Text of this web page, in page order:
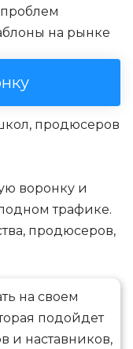
на рынке
продюсеров
воронку и
трафике.
продюсеров,
на своем
подойдет
и наставников,